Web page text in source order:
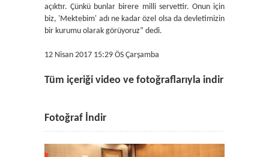
açıktır. Çünkü bunlar birere milli servettir. Onun için
biz, 'Mektebim' adı ne kadar özel olsa da devletimizin
bir kurumu olarak görüyoruz” dedi.
12 Nisan 2017 15:29 ÖS Çarşamba
Tüm içeriği video ve fotoğraflarıyla indir
Fotoğraf İndir